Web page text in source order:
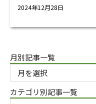
2024年12月28日
月別記事一覧
カテゴリ別記事一覧